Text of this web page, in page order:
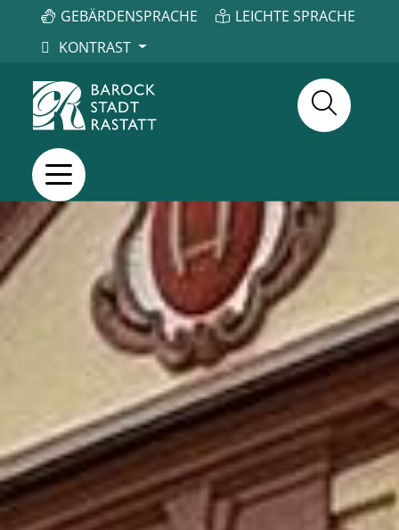
GEBÄRDENSPRACHE
LEICHTE SPRACHE
KONTRAST